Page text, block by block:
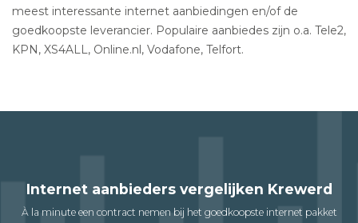
meest interessante internet aanbiedingen en/of de
goedkoopste leverancier. Populaire aanbiedes zijn o.a. Tele2,
KPN, XS4ALL, Online.nl, Vodafone, Telfort.
Internet aanbieders vergelijken Krewerd
À la minute een contract nemen bij het goedkoopste internet pakket